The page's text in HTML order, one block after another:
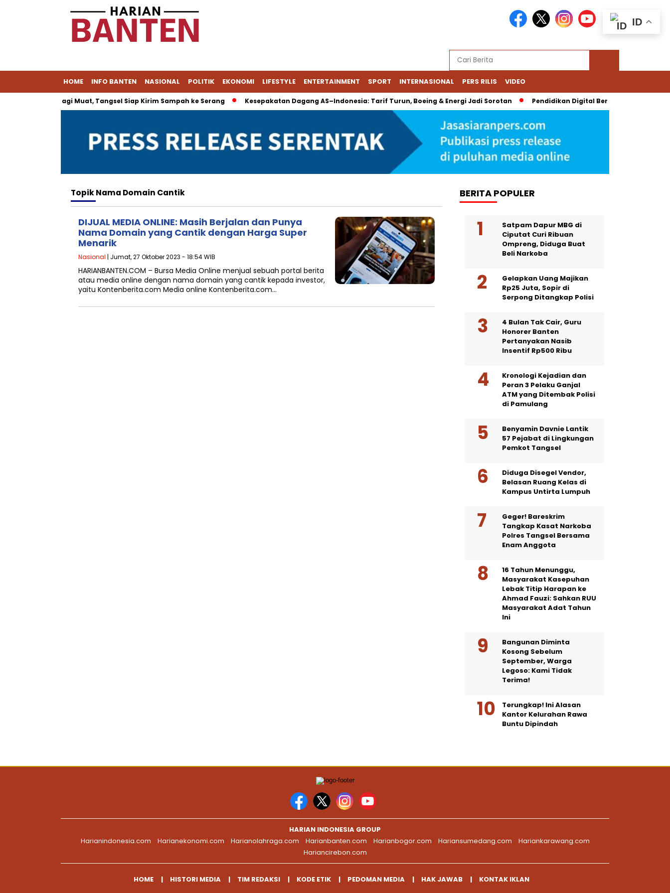
HOME INFO BANTEN NASIONAL POLITIK EKONOMI LIFESTYLE ENTERTAINMENT SPORT INTERNASIONAL PERS RILIS VIDEO
Tak Lagi Muat, Tangsel Siap Kirim Sampah ke Serang Kesepakatan Dagang AS–Indonesia: Tarif Turun, Boeing & Energi Jadi Sorotan Pendidikan Digital Bernoda: Chromebook
TopikNama Domain Cantik
DIJUAL MEDIA ONLINE: Masih Berjalan dan Punya
Nama Domain yang Cantik dengan Harga Super
Menarik
Nasional | Jumat, 27 Oktober 2023 - 18:54 WIB
HARIANBANTEN.COM – Bursa Media Online menjual sebuah portal berita
atau media online dengan nama domain yang cantik kepada investor,
yaitu Kontenberita.com Media online Kontenberita.com…
BERITA POPULER
Satpam Dapur MBG di
Ciputat Curi Ribuan
Ompreng, Diduga Buat
Beli Narkoba
Gelapkan Uang Majikan
Rp25 Juta, Sopir di
Serpong Ditangkap Polisi
4 Bulan Tak Cair, Guru
Honorer Banten
Pertanyakan Nasib
Insentif Rp500 Ribu
Kronologi Kejadian dan
Peran 3 Pelaku Ganjal
ATM yang Ditembak Polisi
di Pamulang
Benyamin Davnie Lantik
57 Pejabat di Lingkungan
Pemkot Tangsel
Diduga Disegel Vendor,
Belasan Ruang Kelas di
Kampus Untirta Lumpuh
Geger! Bareskrim
Tangkap Kasat Narkoba
Polres Tangsel Bersama
Enam Anggota
16 Tahun Menunggu,
Masyarakat Kasepuhan
Lebak Titip Harapan ke
Ahmad Fauzi: Sahkan RUU
Masyarakat Adat Tahun
Ini
Bangunan Diminta
Kosong Sebelum
September, Warga
Legoso: Kami Tidak
Terima!
Terungkap! Ini Alasan
Kantor Kelurahan Rawa
Buntu Dipindah
ID
HARIAN INDONESIA GROUP
Harianindonesia.com
Harianekonomi.com Harianolahraga.com Harianbanten.com Harianbogor.com Hariansumedang.com
Hariankarawang.com
Hariancirebon.com
HOME HISTORI MEDIA TIM REDAKSI KODE ETIK PEDOMAN MEDIA HAK JAWAB KONTAK IKLAN